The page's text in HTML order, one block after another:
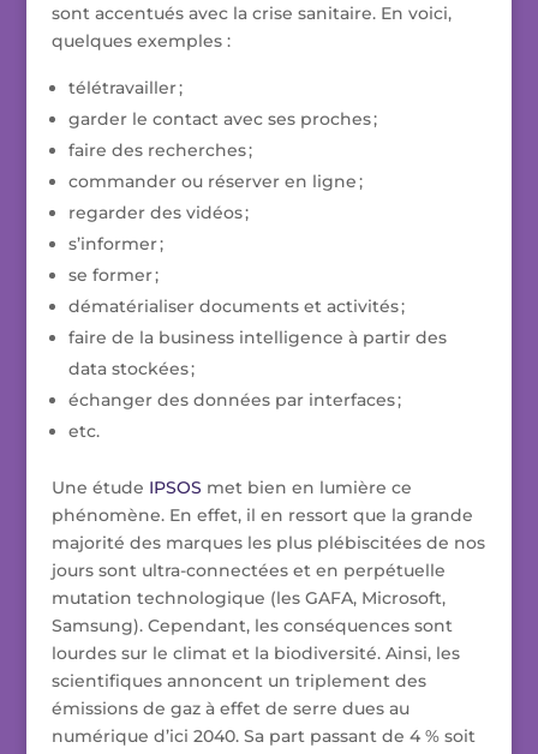
sont accentués avec la crise sanitaire. En voici,
quelques exemples :
télétravailler ;
garder le contact avec ses proches ;
faire des recherches ;
commander ou réserver en ligne ;
regarder des vidéos ;
s’informer ;
se former ;
dématérialiser documents et activités ;
faire de la business intelligence à partir des
data stockées ;
échanger des données par interfaces ;
etc.
Une étude IPSOS met bien en lumière ce
phénomène. En effet, il en ressort que la grande
majorité des marques les plus plébiscitées de nos
jours sont ultra-connectées et en perpétuelle
mutation technologique (les GAFA, Microsoft,
Samsung). Cependant, les conséquences sont
lourdes sur le climat et la biodiversité. Ainsi, les
scientifiques annoncent un triplement des
émissions de gaz à effet de serre dues au
numérique d’ici 2040. Sa part passant de 4 % soit